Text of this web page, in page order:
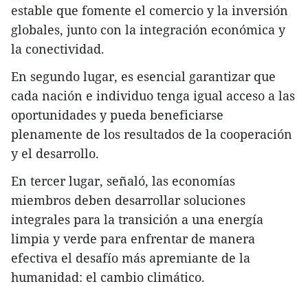
estable que fomente el comercio y la inversión
globales, junto con la integración económica y
la conectividad.
En segundo lugar, es esencial garantizar que
cada nación e individuo tenga igual acceso a las
oportunidades y pueda beneficiarse
plenamente de los resultados de la cooperación
y el desarrollo.
En tercer lugar, señaló, las economías
miembros deben desarrollar soluciones
integrales para la transición a una energía
limpia y verde para enfrentar de manera
efectiva el desafío más apremiante de la
humanidad: el cambio climático.